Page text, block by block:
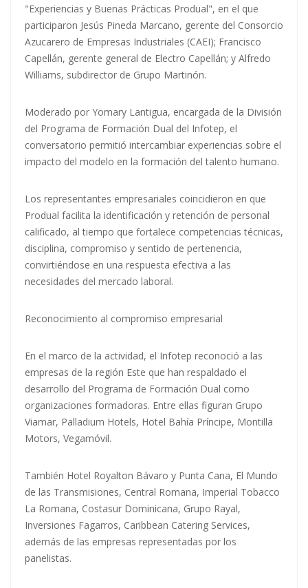
"Experiencias y Buenas Prácticas Produal", en el que
participaron Jesús Pineda Marcano, gerente del Consorcio
Azucarero de Empresas Industriales (CAEI); Francisco
Capellán, gerente general de Electro Capellán; y Alfredo
Williams, subdirector de Grupo Martinón.
Moderado por Yomary Lantigua, encargada de la División
del Programa de Formación Dual del Infotep, el
conversatorio permitió intercambiar experiencias sobre el
impacto del modelo en la formación del talento humano.
Los representantes empresariales coincidieron en que
Produal facilita la identificación y retención de personal
calificado, al tiempo que fortalece competencias técnicas,
disciplina, compromiso y sentido de pertenencia,
convirtiéndose en una respuesta efectiva a las
necesidades del mercado laboral.
Reconocimiento al compromiso empresarial
En el marco de la actividad, el Infotep reconoció a las
empresas de la región Este que han respaldado el
desarrollo del Programa de Formación Dual como
organizaciones formadoras. Entre ellas figuran Grupo
Viamar, Palladium Hotels, Hotel Bahía Príncipe, Montilla
Motors, Vegamóvil.
También Hotel Royalton Bávaro y Punta Cana, El Mundo
de las Transmisiones, Central Romana, Imperial Tobacco
La Romana, Costasur Dominicana, Grupo Rayal,
Inversiones Fagarros, Caribbean Catering Services,
además de las empresas representadas por los
panelistas.